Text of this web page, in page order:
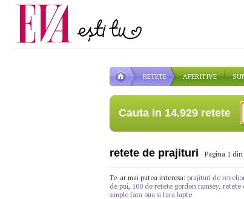
RETETE APERITIVE
Cauta in 14.929 retete
retete de prajituri Pagina 1 din
Te-ar mai putea interesa: prajituri de
de pui, 100 de retete gordon ramsey, retete
simple fara oua si fara lapte
Carieră
Actualitate